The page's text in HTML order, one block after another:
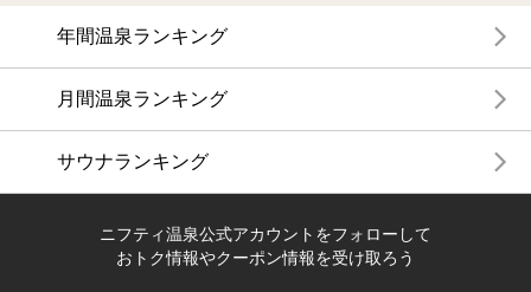
年間温泉ランキング
月間温泉ランキング
サウナランキング
ニフティ温泉公式アカウントをフォローして
おトク情報やクーポン情報を受け取ろう